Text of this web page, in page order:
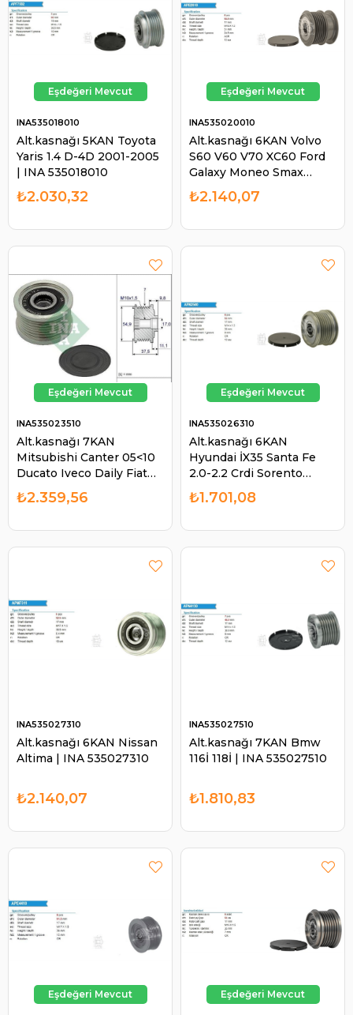
Alt.kasnağı 5KAN Toyota
Yaris 1.4 D-4D 2001-2005
| INA 535018010
INA535018010
₺2.030,32
Alt.kasnağı 6KAN Volvo
S60 V60 V70 XC60 Ford
Galaxy Moneo Smax
Landrover Ford Fusıon
Galaxy Mondeo S Maxja
INA535020010
₺2.140,07
Alt.kasnağı 7KAN
Mitsubishi Canter 05<10
Ducato Iveco Daily Fiat
Ducato 5801580938
5802170709 5802170711 |
INA535023510
₺2.359,56
Alt.kasnağı 6KAN
Hyundai İX35 Santa Fe
2.0-2.2 Crdi Sorento
Sportage Jaguar Xf Range
Rover Denso F-580053 |
INA535026310
₺1.701,08
Alt.kasnağı 6KAN Nissan
Altima | INA 535027310
INA535027310
₺2.140,07
Alt.kasnağı 7KAN Bmw
116İ 118İ | INA 535027510
INA535027510
₺1.810,83